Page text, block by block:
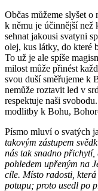
Občas můžeme slyšet o
k němu je účinnější než
sehnat jakousi svatyni
olej, kus látky, do které
To už je ale spíše
milost může přinést
svou duší směřujeme k
nemůže roztavit led v
respektuje naši
modlitby k Bohu,
Písmo mluví o svatých
takovým zástupem
nás tak snadno
pohledem upřeným na
cíle. Místo radosti,
potupu; proto usedl po